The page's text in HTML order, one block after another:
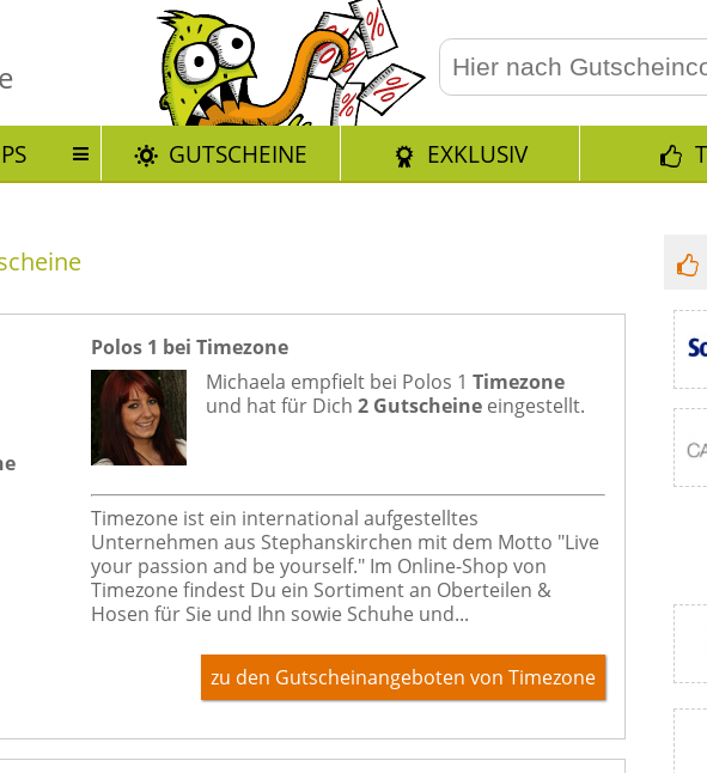
GUTSCHEINE EXKLUSIV
Polos 1 bei Timezone
Michaela empfielt bei Polos 1 Timezone
und hat für Dich 2 Gutscheineeingestellt.
Timezone ist ein international aufgestelltes
Unternehmen aus Stephanskirchen mit dem Motto "Live
your passion and be yourself." Im Online-Shop von
Timezone findest Du ein Sortiment an Oberteilen &
Hosen für Sie und Ihn sowie Schuhe und...
zu den Gutscheinangeboten von Timezone